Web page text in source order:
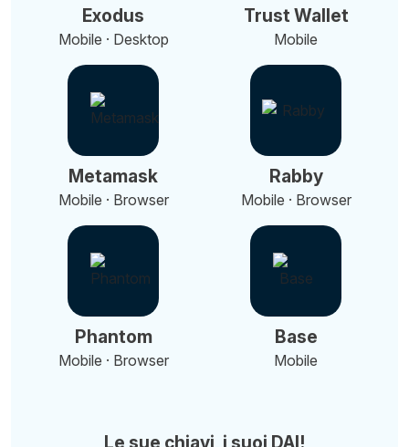
Exodus
Mobile · Desktop
Trust Wallet
Mobile
Metamask
Mobile · Browser
Rabby
Mobile · Browser
Phantom
Mobile · Browser
Base
Mobile
Le sue chiavi, i suoi DAI!